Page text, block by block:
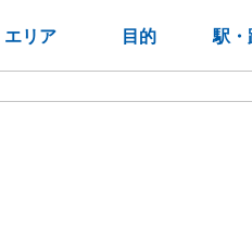
エリア 目的 駅